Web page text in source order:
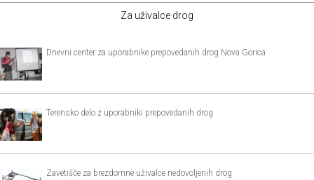
Za uživalce drog
Dnevni center za uporabnike prepovedanih drog Nova Gorica
Terensko delo z uporabniki prepovedanih drog
Zavetišče za brezdomne uživalce nedovoljenih drog